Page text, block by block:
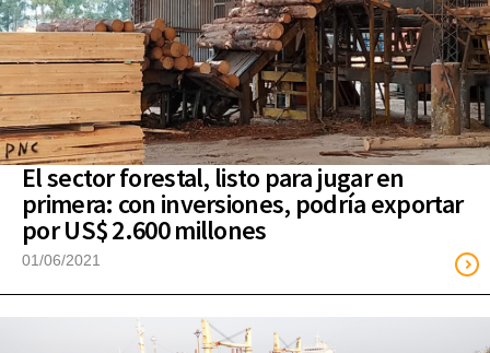
El sector forestal, listo para jugar en
primera: con inversiones, podría exportar
por US$ 2.600 millones
01/06/2021